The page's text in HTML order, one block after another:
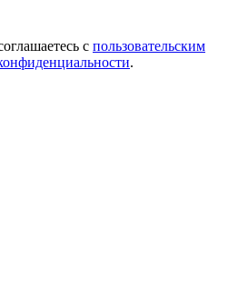
с пользовательским
.